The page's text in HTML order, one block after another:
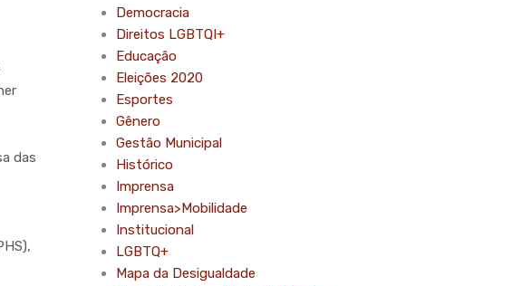
das
Democracia
Direitos LGBTQI+
Educação
Eleições 2020
Esportes
Gênero
Gestão Municipal
Histórico
Imprensa
Imprensa>Mobilidade
Institucional
LGBTQ+
Mapa da Desigualdade